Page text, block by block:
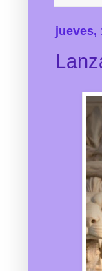
jueves,